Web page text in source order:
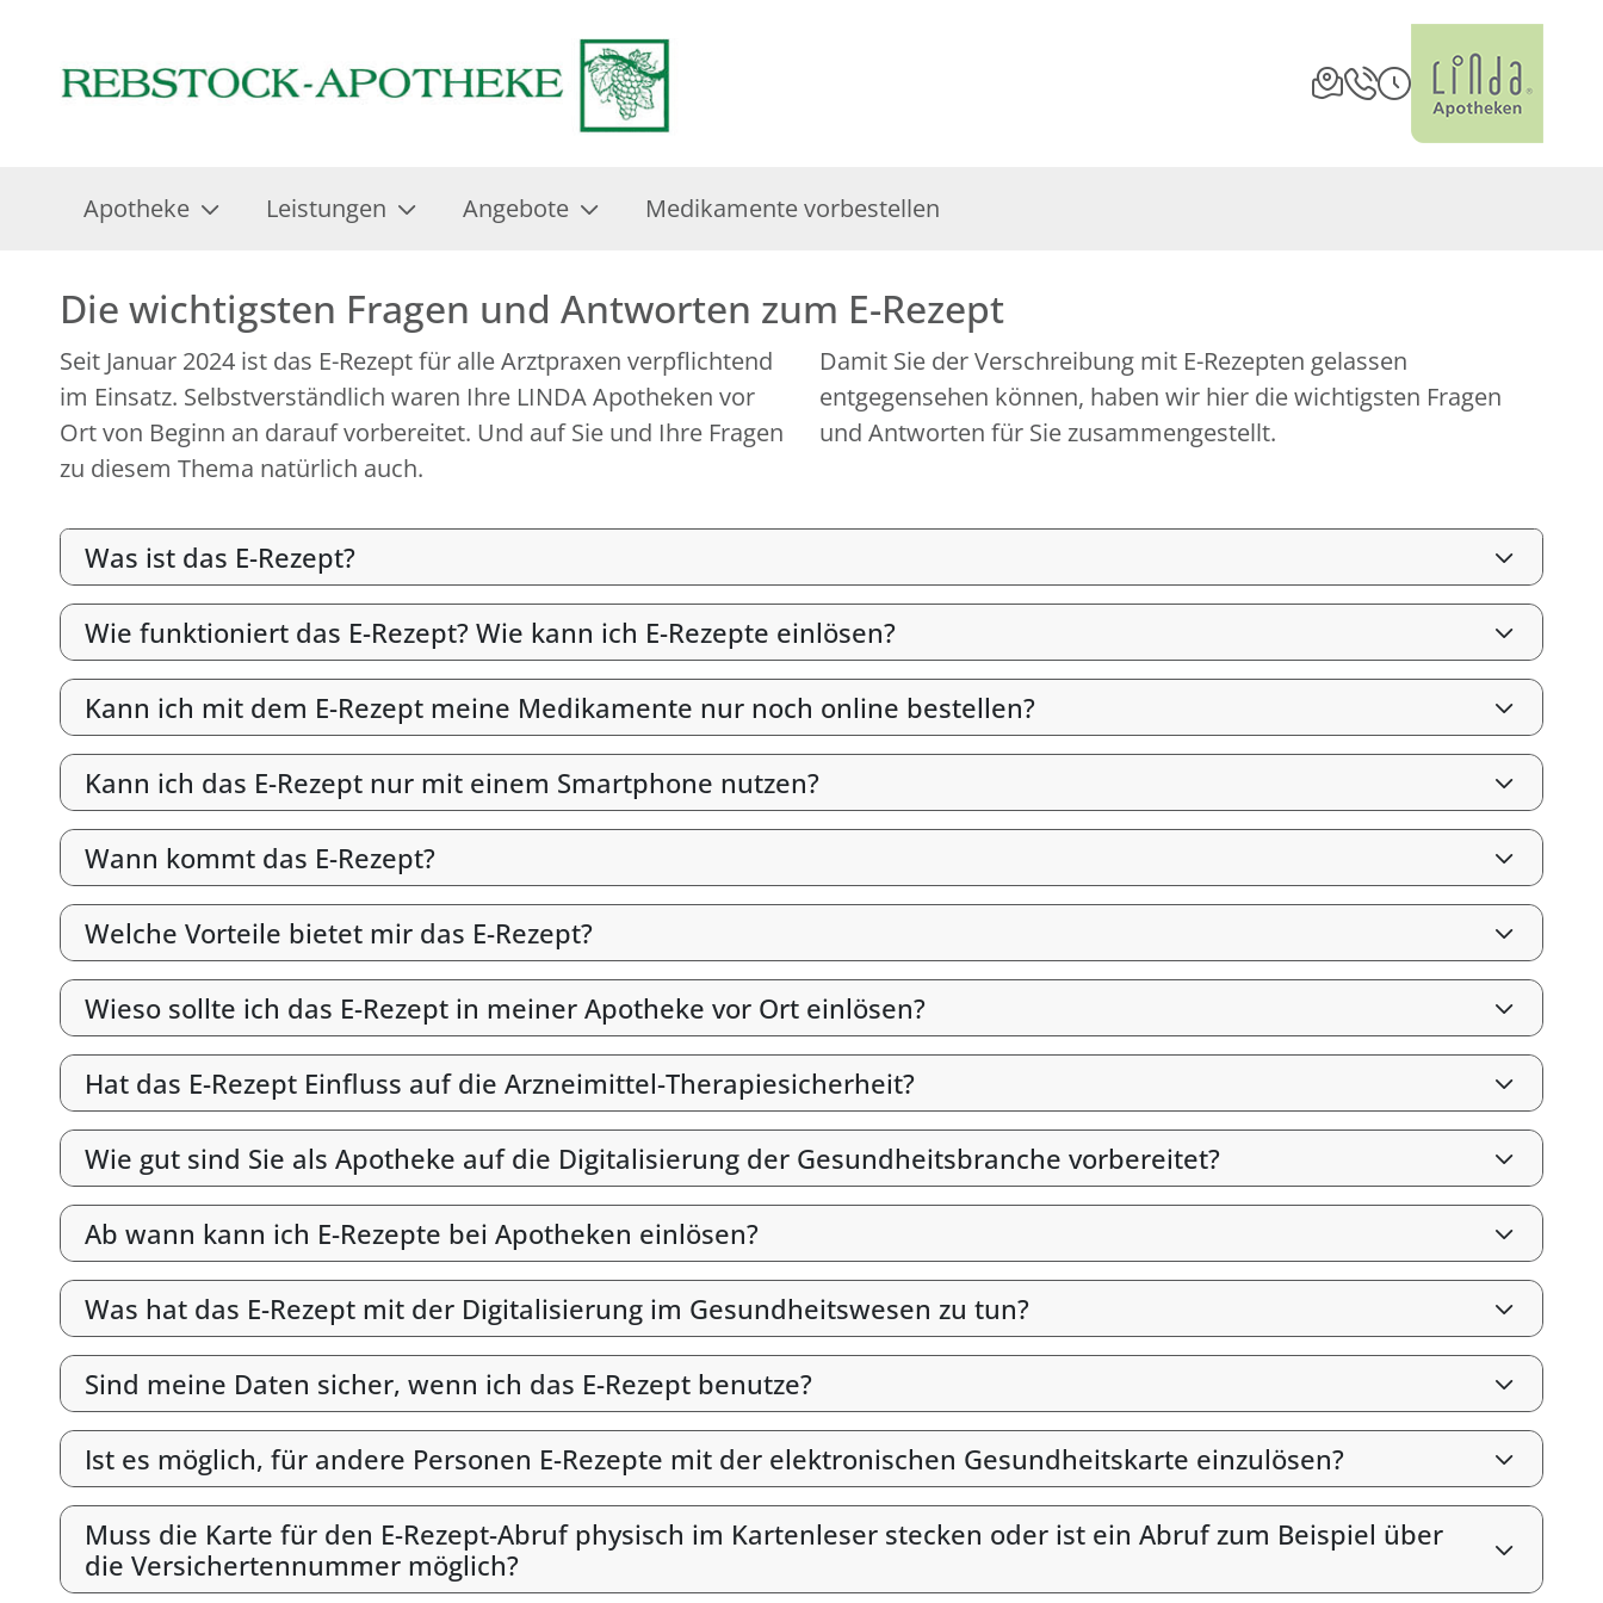
Apotheke Leistungen Angebote Medikamente vorbestellen
Die wichtigsten Fragen und Antworten zum E-Rezept
Seit Januar 2024 ist das E-Rezept für alle Arztpraxen verpflichtend
im Einsatz. Selbstverständlich waren Ihre LINDA Apotheken vor
Ort von Beginn an darauf vorbereitet. Und auf Sie und Ihre Fragen
zu diesem Thema natürlich auch.
Damit Sie der Verschreibung mit E-Rezepten gelassen
entgegensehen können, haben wir hier die wichtigsten Fragen
und Antworten für Sie zusammengestellt.
Was ist das E-Rezept?
Wie funktioniert das E-Rezept? Wie kann ich E-Rezepte einlösen?
Kann ich mit dem E-Rezept meine Medikamente nur noch online bestellen?
Kann ich das E-Rezept nur mit einem Smartphone nutzen?
Wann kommt das E-Rezept?
Welche Vorteile bietet mir das E-Rezept?
Wieso sollte ich das E-Rezept in meiner Apotheke vor Ort einlösen?
Hat das E-Rezept Einfluss auf die Arzneimittel-Therapiesicherheit?
Wie gut sind Sie als Apotheke auf die Digitalisierung der Gesundheitsbranche vorbereitet?
Ab wann kann ich E-Rezepte bei Apotheken einlösen?
Was hat das E-Rezept mit der Digitalisierung im Gesundheitswesen zu tun?
Sind meine Daten sicher, wenn ich das E-Rezept benutze?
Ist es möglich, für andere Personen E-Rezepte mit der elektronischen Gesundheitskarte einzulösen?
Muss die Karte für den E-Rezept-Abruf physisch im Kartenleser stecken oder ist ein Abruf zum Beispiel über
die Versichertennummer möglich?